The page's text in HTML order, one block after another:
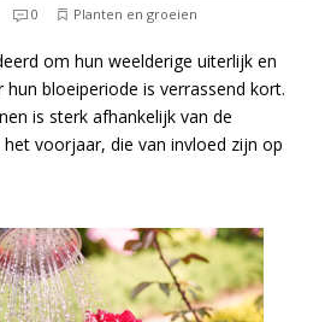
0 Planten en groeien
om hun weelderige uiterlijk en
bloeiperiode is verrassend kort.
is sterk afhankelijk van de
voorjaar, die van invloed zijn op